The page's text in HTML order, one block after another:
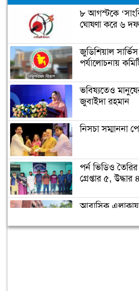
৮ আগস্টকে
ঘোষণা করে ৬
জুডিশিয়াল
পর্যালোচনায়
ভবিষ্যতেও
জুবাইদা রহমান
নিসচা সম্মাননা
পর্ন ভিডিও তৈরির
গ্রেপ্তার ৫,
আবাসিক এলাকায়